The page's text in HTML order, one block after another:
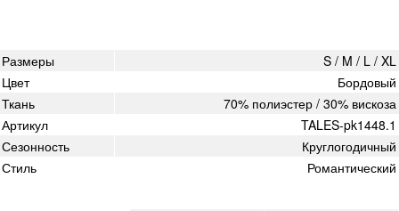
Размеры
S / M / L / XL
Цвет
Бордовый
Ткань
70% полиэстер / 30% вискоза
Артикул
TALES-pk1448.1
Сезонность
Круглогодичный
Стиль
Романтический